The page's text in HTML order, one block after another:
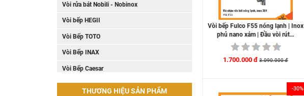
Vòi rửa bát Nobili - Nobinox
Vòi bếp HEGII
Vòi Bếp TOTO
Vòi Bếp INAX
Vòi Bếp Caesar
Vòi Bếp Kagol
THƯƠNG HIỆU SẢN PHẨM
Vòi bếp Fulco F55 nóng lạnh | Inox
phủ nano xám | Đầu vòi rút…
1.700.000 đ 3.090.000 đ
-30%